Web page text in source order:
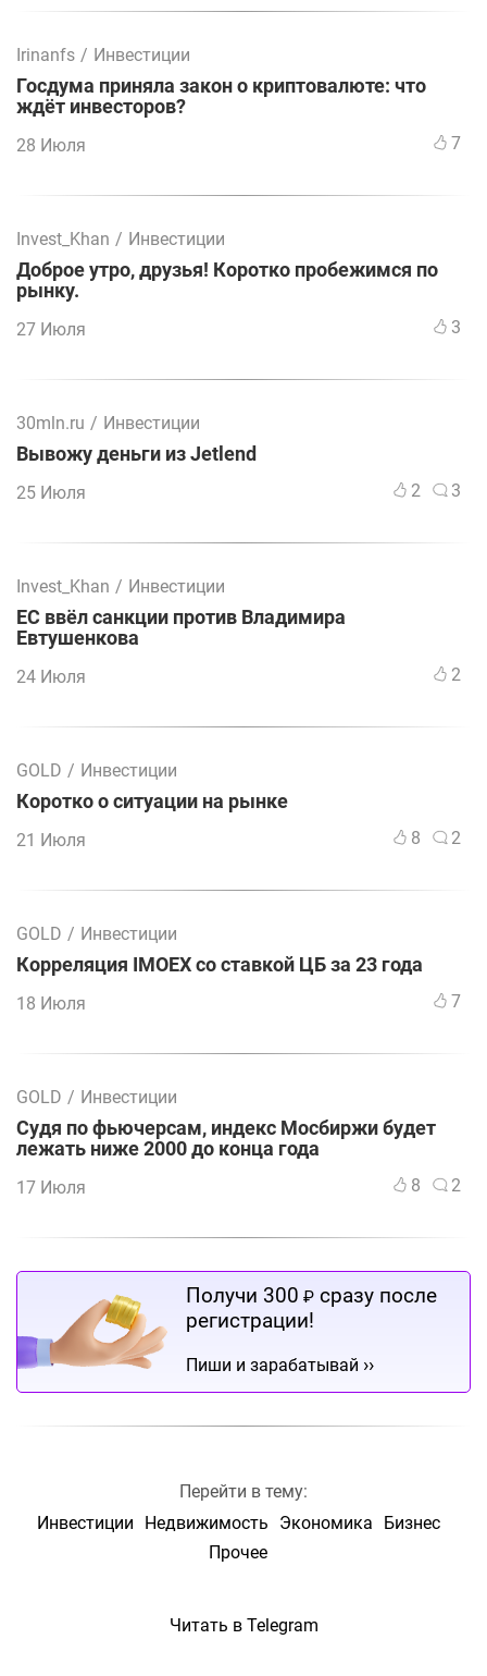
Irinanfs / Инвестиции
Госдума приняла закон о криптовалюте: что
ждёт инвесторов?
28 Июля 7
Invest_Khan / Инвестиции
Доброе утро, друзья! Коротко пробежимся по
рынку.
27 Июля 3
30mln.ru / Инвестиции
Вывожу деньги из Jetlend
25 Июля 2 3
Invest_Khan / Инвестиции
ЕС ввёл санкции против Владимира
Евтушенкова
24 Июля 2
GOLD / Инвестиции
Коротко о ситуации на рынке
21 Июля 8 2
GOLD / Инвестиции
Корреляция IMOEX со ставкой ЦБ за 23 года
18 Июля 7
GOLD / Инвестиции
Судя по фьючерсам, индекс Мосбиржи будет
лежать ниже 2000 до конца года
17 Июля 8 2
Получи 300 ₽ сразу после
регистрации!
Пиши и зарабатывай ››
Перейти в тему:
Инвестиции
Недвижимость Экономика
Бизнес
Прочее
Читать в Telegram